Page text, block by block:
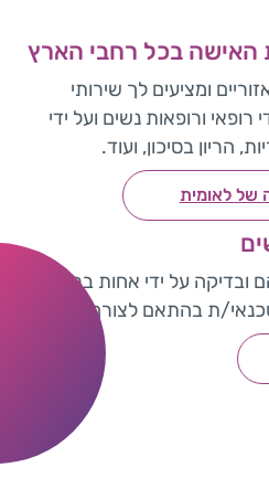
האישה בכל רחבי הארץ
ומציעים לך שירותי
רופאי ורופאות נשים ועל ידי
הריון בסיכון, ועוד.
של לאומית
על ידי אחות בריאות
ת בהתאם לצורך.